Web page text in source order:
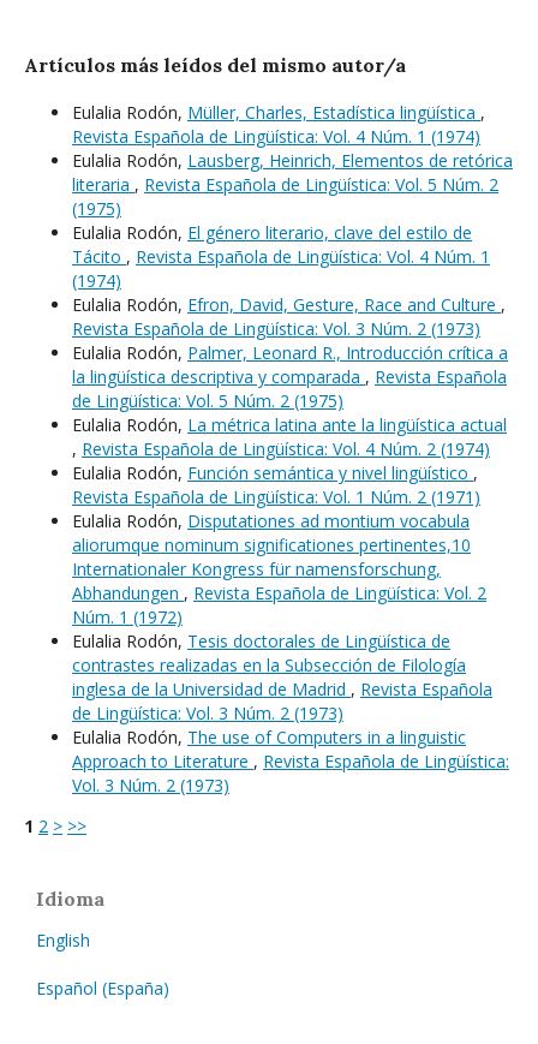
Artículos más leídos del mismo autor/a
Eulalia Rodón, Müller, Charles, Estadística lingüística ,
Revista Española de Lingüística: Vol. 4 Núm. 1 (1974)
Eulalia Rodón, Lausberg, Heinrich, Elementos de retórica
literaria , Revista Española de Lingüística: Vol. 5 Núm. 2
(1975)
Eulalia Rodón, El género literario, clave del estilo de
Tácito , Revista Española de Lingüística: Vol. 4 Núm. 1
(1974)
Eulalia Rodón, Efron, David, Gesture, Race and Culture ,
Revista Española de Lingüística: Vol. 3 Núm. 2 (1973)
Eulalia Rodón, Palmer, Leonard R., Introducción crítica a
la lingüística descriptiva y comparada , Revista Española
de Lingüística: Vol. 5 Núm. 2 (1975)
Eulalia Rodón, La métrica latina ante la lingüística actual
, Revista Española de Lingüística: Vol. 4 Núm. 2 (1974)
Eulalia Rodón, Función semántica y nivel lingüístico ,
Revista Española de Lingüística: Vol. 1 Núm. 2 (1971)
Eulalia Rodón, Disputationes ad montium vocabula
aliorumque nominum significationes pertinentes,10
Internationaler Kongress für namensforschung,
Abhandungen , Revista Española de Lingüística: Vol. 2
Núm. 1 (1972)
Eulalia Rodón, Tesis doctorales de Lingüística de
contrastes realizadas en la Subsección de Filología
inglesa de la Universidad de Madrid , Revista Española
de Lingüística: Vol. 3 Núm. 2 (1973)
Eulalia Rodón, The use of Computers in a linguistic
Approach to Literature , Revista Española de Lingüística:
Vol. 3 Núm. 2 (1973)
1 2 > >>
Idioma
English
Español (España)